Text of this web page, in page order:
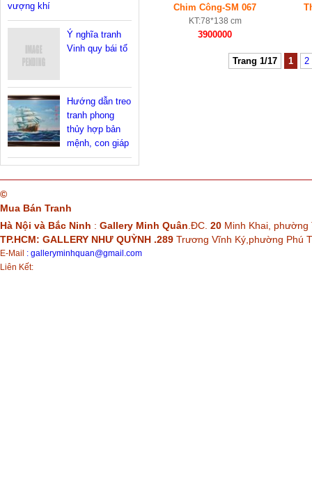
Chim Công-SM 067
KT:78*138 cm
3900000
Trang 1/17 1 2
vượng khí
Ý nghĩa tranh
Vinh quy bái tổ
Hướng dẫn treo
tranh phong
thủy hợp bản
mệnh, con giáp
©
Mua Bán Tranh
Hà Nội và Bắc Ninh : Gallery Minh Quân .ĐC. 20 Minh Khai,
TP.HCM: GALLERY NHƯ QUỲNH .289 Trương Vĩnh Ký,phường Phú
E-Mail : galleryminhquan@gmail.com
Liên Kết: